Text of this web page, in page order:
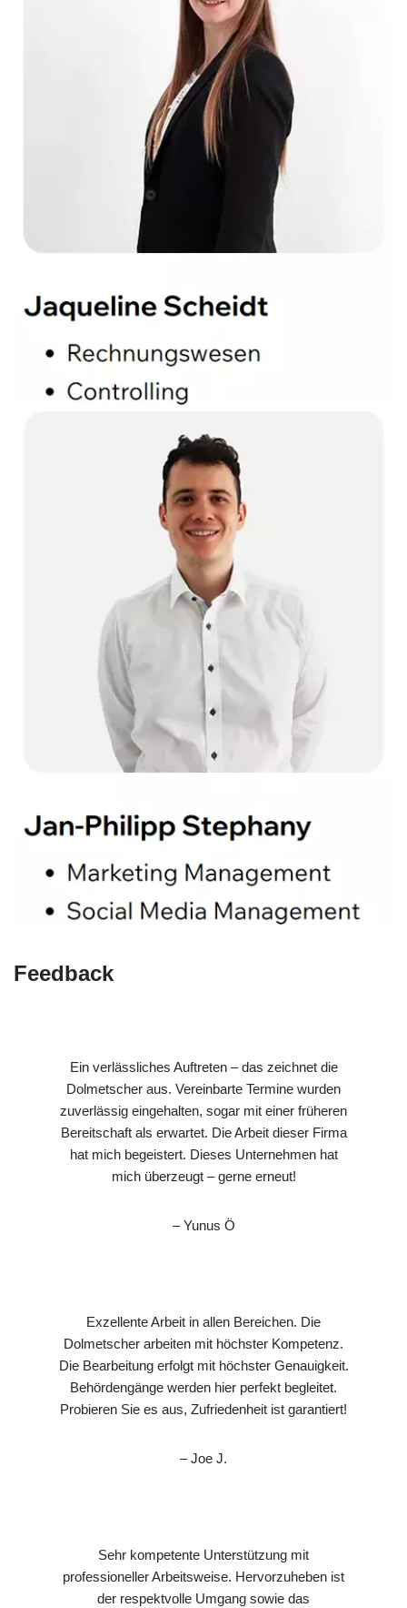
Feedback
Ein verlässliches Auftreten – das zeichnet die
Dolmetscher aus. Vereinbarte Termine wurden
zuverlässig eingehalten, sogar mit einer früheren
Bereitschaft als erwartet. Die Arbeit dieser Firma
hat mich begeistert. Dieses Unternehmen hat
mich überzeugt – gerne erneut!
– Yunus Ö
Exzellente Arbeit in allen Bereichen. Die
Dolmetscher arbeiten mit höchster Kompetenz.
Die Bearbeitung erfolgt mit höchster Genauigkeit.
Behördengänge werden hier perfekt begleitet.
Probieren Sie es aus, Zufriedenheit ist garantiert!
– Joe J.
Sehr kompetente Unterstützung mit
professioneller Arbeitsweise. Hervorzuheben ist
der respektvolle Umgang sowie das